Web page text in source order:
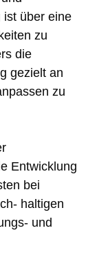
ist über eine
zu
die
gezielt an
zu
Entwicklung
bei
haltigen
und